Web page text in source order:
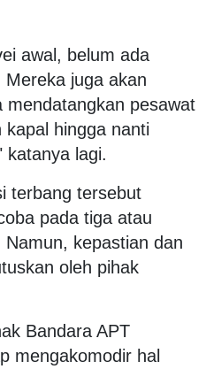
awal, belum ada
juga akan
mendatangkan pesawat
hingga nanti
katanya lagi.
terbang tersebut
pada tiga atau
kepastian dan
oleh pihak
Bandara APT
mengakomodir hal